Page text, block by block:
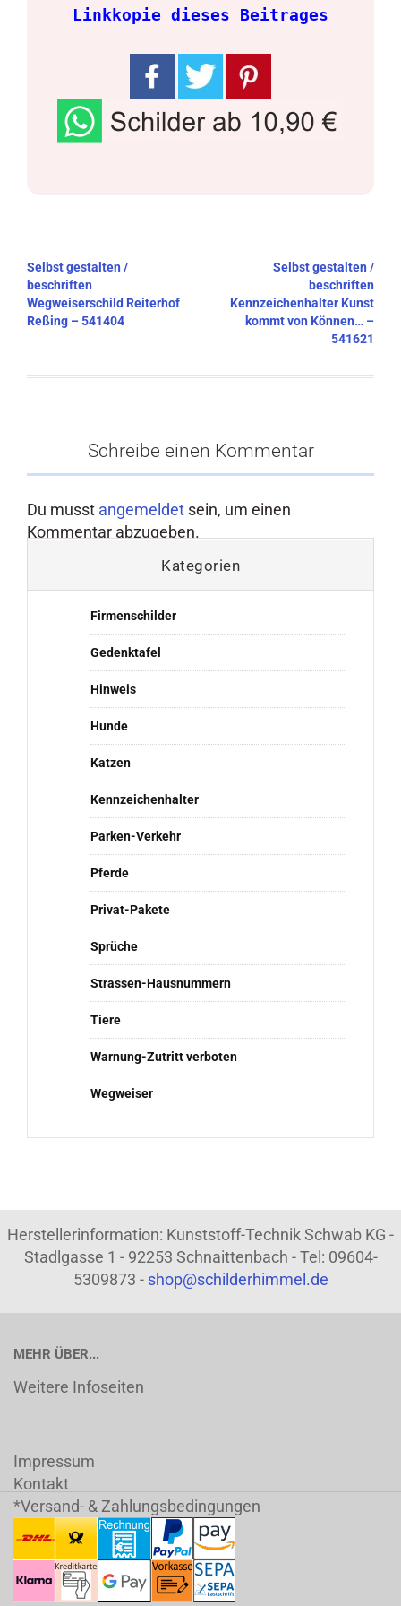
Linkkopie dieses Beitrages
Beitragsnavigation
Selbst gestalten /
beschriften
Wegweiserschild Reiterhof
Reßing – 541404
Selbst gestalten /
beschriften
Kennzeichenhalter Kunst
kommt von Können… –
541621
Schreibe einen Kommentar
Du musst angemeldet sein, um einen
Kommentar abzugeben.
Kategorien
Firmenschilder
Gedenktafel
Hinweis
Hunde
Katzen
Kennzeichenhalter
Parken-Verkehr
Pferde
Privat-Pakete
Sprüche
Strassen-Hausnummern
Tiere
Warnung-Zutritt verboten
Wegweiser
Herstellerinformation: Kunststoff-Technik Schwab KG -
Stadlgasse 1 - 92253 Schnaittenbach - Tel: 09604-
5309873 - shop@schilderhimmel.de
MEHR ÜBER...
Weitere Infoseiten
Impressum
Kontakt
*Versand- & Zahlungsbedingungen